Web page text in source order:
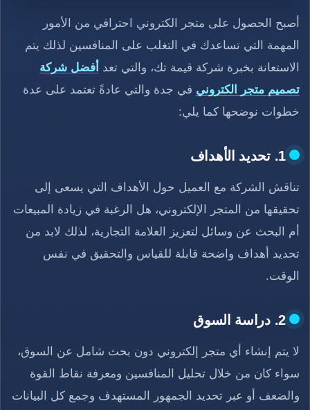
أصبح الحصول على متجر الكتروني احترافي من الأمور
المهمة التي تساعدك في التغلب على المنافسين لذلك يتم
الاستعانة بخبرة شركة قيمة تك، والتي تعد
أفضل شركة
تصميم متجر الكتروني في جدة والتي عادةً تعتمد على عدة
خطوات نوضحها كما يلي:
1. تحديد الأهداف
تناقش الشركة مع العميل حول الأهداف التي يسعى إلى
تحقيقها من المتجر الإلكتروني، هل الرغبة في زيادة المبيعات
أم البحث عن وسائل لتعزيز العلامة التجارية، لذلك لابد من
تحديد أهداف واضحة قابلة للقياس والتحقيق في نفس
الوقت.
2. دراسة السوق
لا يتم إنشاء أي متجر إلكتروني دون بحث شامل عن السوق،
سواء كان من خلال تحليل المنافسين ومعرفة نقاط القوة
والضعف أو عبر تحديد الجمهور المستهدف وجمع كل البيانات